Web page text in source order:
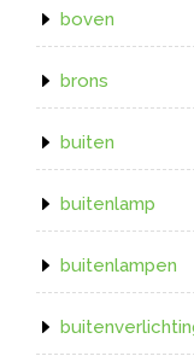
boven
brons
buiten
buitenlamp
buitenlampen